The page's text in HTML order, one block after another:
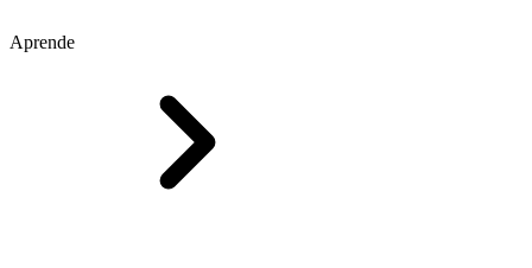
Aprende